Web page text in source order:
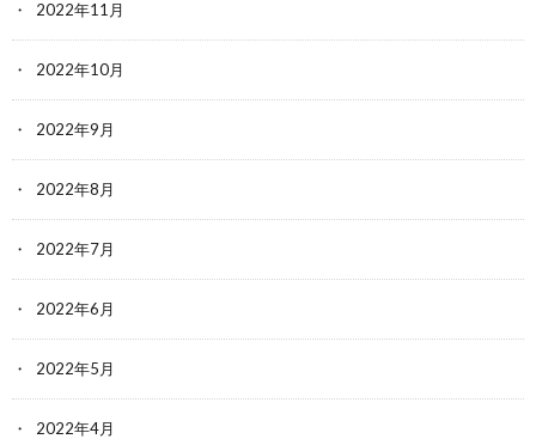
2022年11月
2022年10月
2022年9月
2022年8月
2022年7月
2022年6月
2022年5月
2022年4月